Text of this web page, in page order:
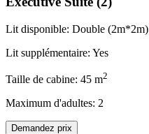
Lit disponible: Double (2m*2m)
Lit supplémentaire: Yes
Taille de cabine: 45 m2
Maximum d'adultes: 2
Demandez prix